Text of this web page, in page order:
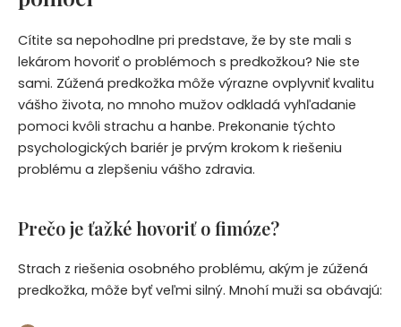
Cítite sa nepohodlne pri predstave, že by ste mali s
lekárom hovoriť o problémoch s predkožkou? Nie ste
sami. Zúžená predkožka môže výrazne ovplyvniť kvalitu
vášho života, no mnoho mužov odkladá vyhľadanie
pomoci kvôli strachu a hanbe. Prekonanie týchto
psychologických bariér je prvým krokom k riešeniu
problému a zlepšeniu vášho zdravia.
Prečo je ťažké hovoriť o fimóze?
Strach z riešenia osobného problému, akým je zúžená
predkožka, môže byť veľmi silný. Mnohí muži sa obávajú: